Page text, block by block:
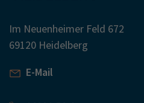
Im Neuenheimer Feld 672
69120 Heidelberg
E-Mail